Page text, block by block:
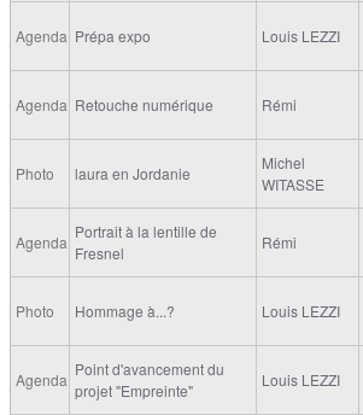
Agenda Prépa expo Louis LEZZI
Agenda Retouche numérique Rémi
Photo laura en Jordanie
Michel
WITASSE
Agenda
Portrait à la lentille de
Fresnel
Rémi
Photo Hommage à...? Louis LEZZI
Agenda
Point d'avancement du
projet "Empreinte"
Louis LEZZI